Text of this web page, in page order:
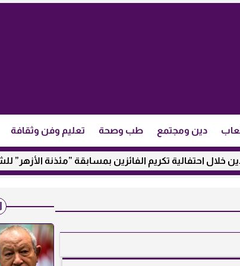
دين ومجتمع طب وصحة تعليم وفن وثقافة
تكريم الفائزين بمسابقة ”مئذنة الأزهر” للشعر العربي